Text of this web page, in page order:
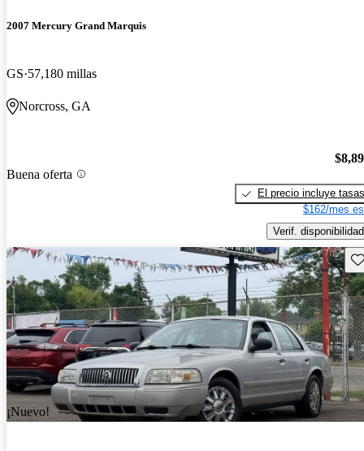
2007 Mercury Grand Marquis
GS 57,180 millas
Norcross, GA
Buena oferta
El precio incluye tasas
$162/mes
Verif. disponibilidad
¡Nuevo!